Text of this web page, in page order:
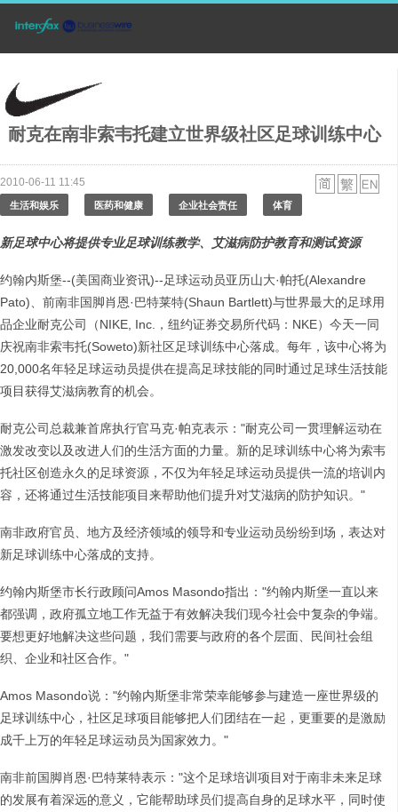
耐克在南非索韦托建立世界级社区足球训练中心
2010-06-11 11:45
生活和娱乐 医药和健康 企业社会责任 体育
新足球中心将提供专业足球训练教学、艾滋病防护教育和测试资源
约翰内斯堡--(美国商业资讯)--足球运动员亚历山大·帕托(Alexandre
Pato)、前南非国脚肖恩·巴特莱特(Shaun Bartlett)与世界最大的足球用
品企业耐克公司（NIKE, Inc.，纽约证券交易所代码：NKE）今天一同
庆祝南非索韦托(Soweto)新社区足球训练中心落成。每年，该中心将为
20,000名年轻足球运动员提供在提高足球技能的同时通过足球生活技能
项目获得艾滋病教育的机会。
耐克公司总裁兼首席执行官马克·帕克表示："耐克公司一贯理解运动在
激发改变以及改进人们的生活方面的力量。新的足球训练中心将为索韦
托社区创造永久的足球资源，不仅为年轻足球运动员提供一流的培训内
容，还将通过生活技能项目来帮助他们提升对艾滋病的防护知识。"
南非政府官员、地方及经济领域的领导和专业运动员纷纷到场，表达对
新足球训练中心落成的支持。
约翰内斯堡市长行政顾问Amos Masondo指出："约翰内斯堡一直以来
都强调，政府孤立地工作无益于有效解决我们现今社会中复杂的争端。
要想更好地解决这些问题，我们需要与政府的各个层面、民间社会组
织、企业和社区合作。"
Amos Masondo说："约翰内斯堡非常荣幸能够参与建造一座世界级的
足球训练中心，社区足球项目能够把人们团结在一起，更重要的是激励
成千上万的年轻足球运动员为国家效力。"
南非前国脚肖恩·巴特莱特表示："这个足球培训项目对于南非未来足球
的发展有着深远的意义，它能帮助球员们提高自身的足球水平，同时使